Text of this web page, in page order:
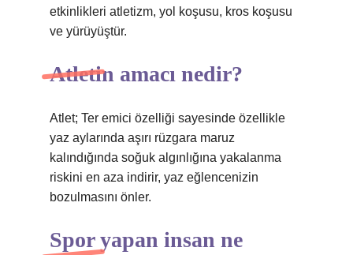
etkinlikleri atletizm, yol koşusu, kros koşusu
ve yürüyüştür.
Atletin amacı nedir?
Atlet; Ter emici özelliği sayesinde özellikle
yaz aylarında aşırı rüzgara maruz
kalındığında soğuk algınlığına yakalanma
riskini en aza indirir, yaz eğlencenizin
bozulmasını önler.
Spor yapan insan ne